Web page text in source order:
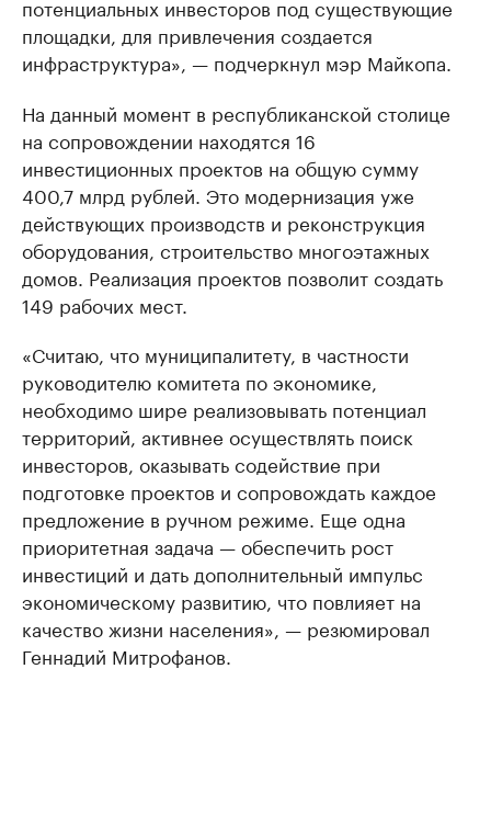
потенциальных инвесторов под существующие
площадки, для привлечения создается
инфраструктура», — подчеркнул мэр Майкопа.
На данный момент в республиканской столице
на сопровождении находятся 16
инвестиционных проектов на общую сумму
400,7 млрд рублей. Это модернизация уже
действующих производств и реконструкция
оборудования, строительство многоэтажных
домов. Реализация проектов позволит создать
149 рабочих мест.
«Считаю, что муниципалитету, в частности
руководителю комитета по экономике,
необходимо шире реализовывать потенциал
территорий, активнее осуществлять поиск
инвесторов, оказывать содействие при
подготовке проектов и сопровождать каждое
предложение в ручном режиме. Еще одна
приоритетная задача — обеспечить рост
инвестиций и дать дополнительный импульс
экономическому развитию, что повлияет на
качество жизни населения», — резюмировал
Геннадий Митрофанов.